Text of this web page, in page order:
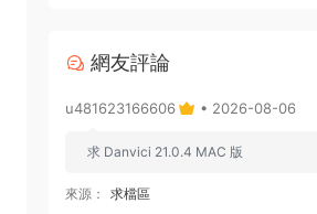
網友評論
u481623166606 • 2026-08-06
求 Danvici 21.0.4 MAC 版
來源： 求檔區